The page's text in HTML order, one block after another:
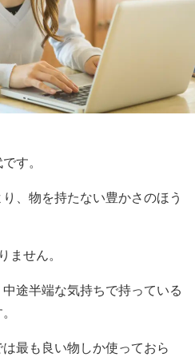
す。
、物を持たない豊かさのほう
ません。
途半端な気持ちで持っている
最も良い物しか使っておら